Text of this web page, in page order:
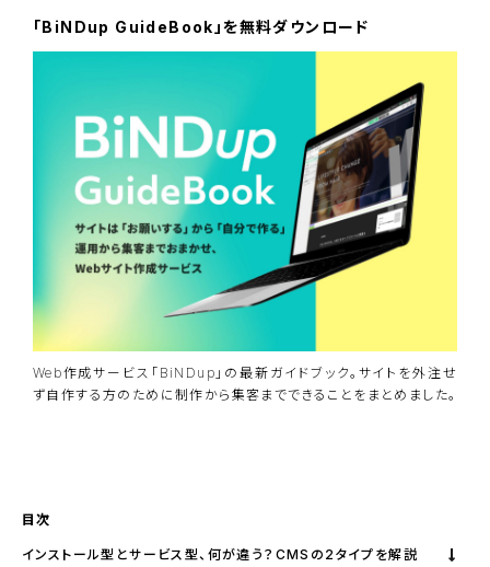
「BiNDup GuideBook」を無料ダウンロード
Web作成サービス「BiNDup」の最新ガイドブック。サイトを外注せ
ず自作する方のために制作から集客までできることをまとめました。
目次
インストール型とサービス型、何が違う？CMSの2タイプを解説